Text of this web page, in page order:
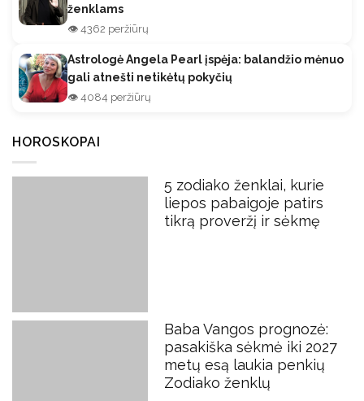
ženklams
👁️ 4362 peržiūrų
Astrologė Angela Pearl įspėja: balandžio mėnuo
gali atnešti netikėtų pokyčių
👁️ 4084 peržiūrų
HOROSKOPAI
5 zodiako ženklai, kurie
liepos pabaigoje patirs
tikrą proveržį ir sėkmę
Baba Vangos prognozė:
pasakiška sėkmė iki 2027
metų esą laukia penkių
Zodiako ženklų